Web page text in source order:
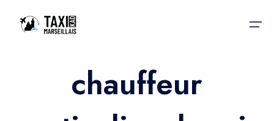
chauffeur